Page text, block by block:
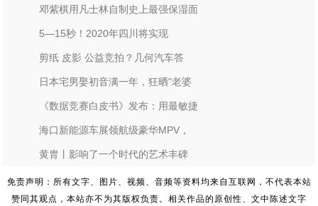
邓紫棋用凡士林自制史上最强保湿面
5—15秒！2020年四川将实现
剪纸 皮影 公益竞拍？几何汽车答
日本宅男娶初音满一年，狂晒"老婆
《数据竞赛白皮书》发布：用最敏捷
海口新能源车展领航级豪华MPV，
黄胄丨影响了一个时代的艺术丰碑
免责声明：所有文字、图片、视频、音频等资料均来自互联网，不代表本站
赞同其观点，本站亦不为其版权负责。相关作品的原创性、文中陈述文字